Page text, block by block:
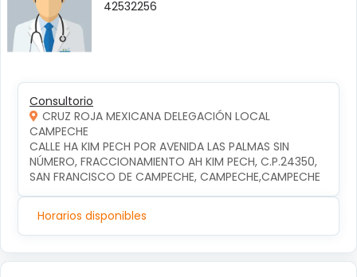
42532256
Consultorio
CRUZ ROJA MEXICANA DELEGACIÓN LOCAL
CAMPECHE
CALLE HA KIM PECH POR AVENIDA LAS PALMAS SIN
NÚMERO, FRACCIONAMIENTO AH KIM PECH, C.P.24350,
SAN FRANCISCO DE CAMPECHE, CAMPECHE,CAMPECHE
Horarios disponibles